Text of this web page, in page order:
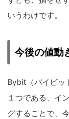
いうわけです。
今後の値動
Bybit（バイビッ
１つである、イ
グすることで、